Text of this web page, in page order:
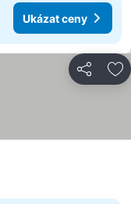
Ukázat ceny
Sdílet